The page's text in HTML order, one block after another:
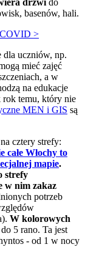
drzwi do
basenów, hali.
COVID >
uczniów, np.
mieć zajęć
a w
na edukacje
rok temu, który nie
MEN i GIS są
cztery strefy:
całe Włochy to
mapie.
strefy
w nim zakaz
potrzeb
W kolorowych
5 rano. Ta jest
- od 1 w nocy